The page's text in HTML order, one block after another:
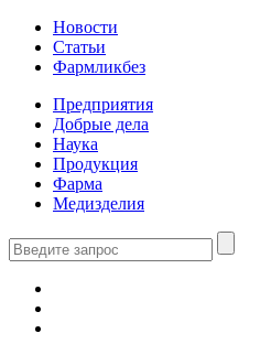
Новости
Статьи
Фармликбез
Предприятия
Добрые дела
Наука
Продукция
Фарма
Медизделия